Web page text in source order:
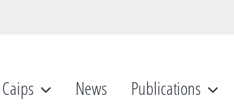
Caips News Publications